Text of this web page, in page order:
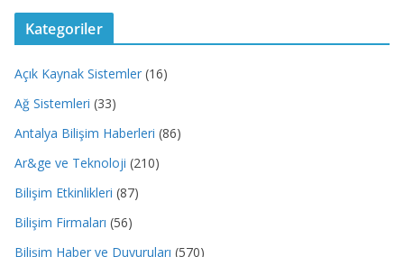
Kategoriler
Açık Kaynak Sistemler (16)
Ağ Sistemleri (33)
Antalya Bilişim Haberleri (86)
Ar&ge ve Teknoloji (210)
Bilişim Etkinlikleri (87)
Bilişim Firmaları (56)
Bilişim Haber ve Duyuruları (570)